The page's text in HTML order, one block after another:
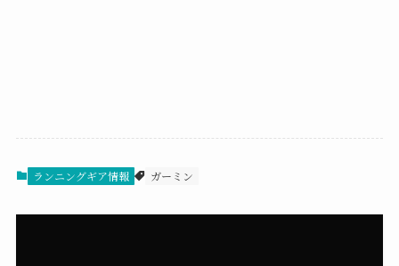
ランニングギア情報 ガーミン